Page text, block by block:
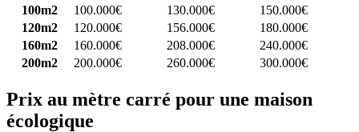
100m2
100.000€ 130.000€
150.000€
120m2
120.000€ 156.000€
180.000€
160m2
160.000€ 208.000€
240.000€
200m2
200.000€ 260.000€ 300.000€
Prix au mètre carré pour une maison
écologique